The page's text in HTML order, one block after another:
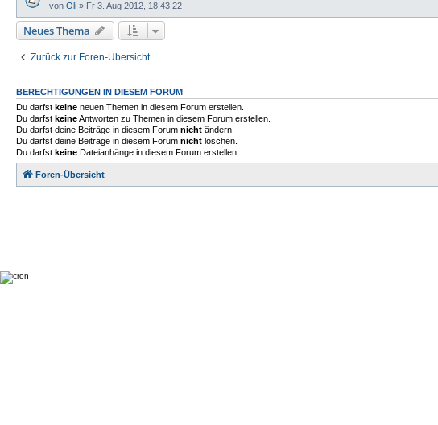
von Oli » Fr 3. Aug 2012, 18:43:22
Neues Thema
Zurück zur Foren-Übersicht
BERECHTIGUNGEN IN DIESEM FORUM
Du darfst keine neuen Themen in diesem Forum erstellen.
Du darfst keineAntworten zu Themen in diesem Forum erstellen.
Du darfst deine Beiträge in diesem Forum nicht ändern.
Du darfst deine Beiträge in diesem Forum nicht löschen.
Du darfst keine Dateianhänge in diesem Forum erstellen.
Foren-Übersicht